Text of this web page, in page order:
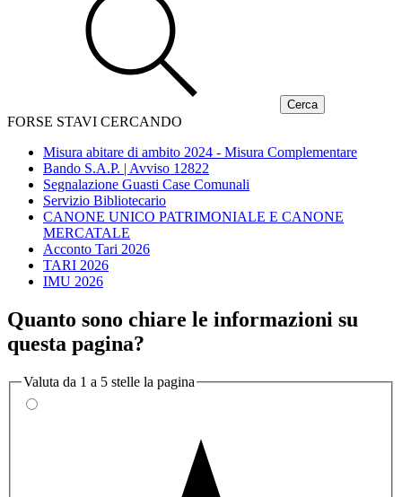
FORSE STAVI CERCANDO
Misura abitare di ambito 2024 - Misura Complementare
Bando S.A.P. | Avviso 12822
Segnalazione Guasti Case Comunali
Servizio Bibliotecario
CANONE UNICO PATRIMONIALE E CANONE
MERCATALE
Acconto Tari 2026
TARI 2026
IMU 2026
Quanto sono chiare le informazioni su
questa pagina?
Valuta da 1 a 5 stelle la pagina